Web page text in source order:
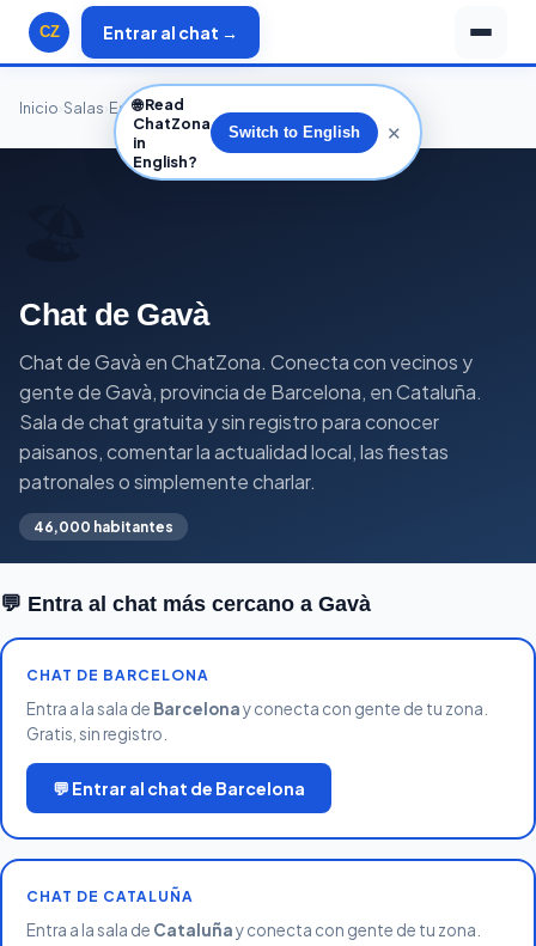
CZ Entrar al chat →
Inicio Salas España›Cataluña
Chat de Gavà
Chat de Gavà en ChatZona. Conecta con vecinos y
gente de Gavà, provincia de Barcelona, en Cataluña.
Sala de chat gratuita y sin registro para conocer
paisanos, comentar la actualidad local, las fiestas
patronales o simplemente charlar.
46,000 habitantes
💬 Entra al chat más cercano a Gavà
CHAT DE BARCELONA
Entra a la sala de Barcelonay conecta con gente de tu zona.
Gratis, sin registro.
💬 Entrar al chat de Barcelona
CHAT DE CATALUÑA
Entra a la sala de Cataluñay conecta con gente de tu zona.
🌐Read
ChatZona
in
English?
Switch to English ✕